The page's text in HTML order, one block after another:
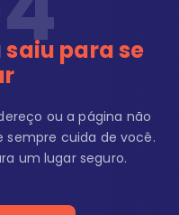
saiu para se
ou a página não
sempre cuida de você.
um lugar seguro.